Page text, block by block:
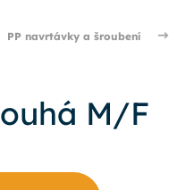
PP navrtávky a šroubení
M/F